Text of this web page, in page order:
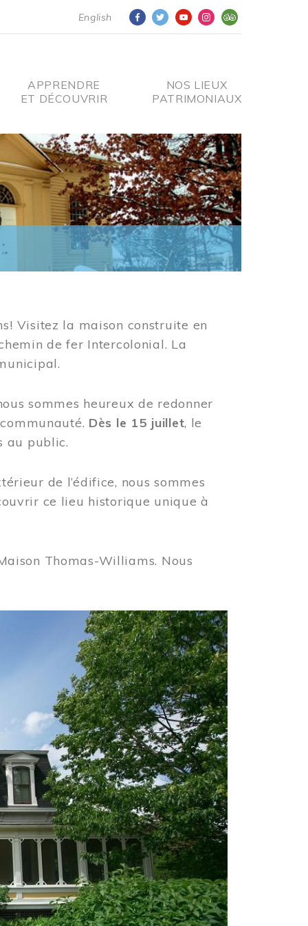
English
APPRENDRE
ET DÉCOUVRIR
NOS LIEUX
PATRIMONIAUX
Visitez la maison construite en
de fer Intercolonial. La
sommes heureux de redonner
Dès le 15 juillet, le
au public.
de l’édifice, nous sommes
ce lieu historique unique à
Thomas-Williams. Nous